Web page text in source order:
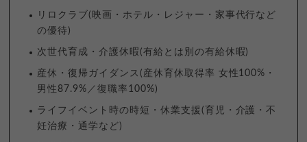
リロクラブ(映画・ホテル・レジャー・家事代行など
の優待)
次世代育成・介護休暇(有給とは別の有給休暇)
産休・復帰ガイダンス(産休育休取得率 女性100%・
男性87.9%／復職率100%)
ライフイベント時の時短・休業支援(育児・介護・不
妊治療・通学など)